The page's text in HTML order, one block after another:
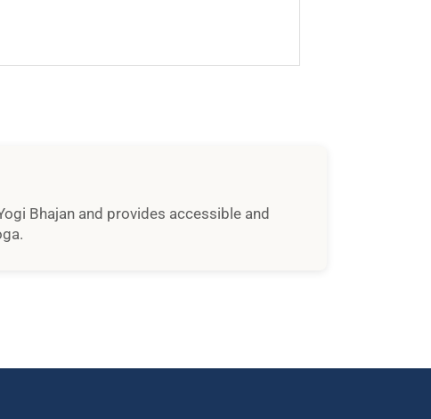
Bhajan and provides accessible and